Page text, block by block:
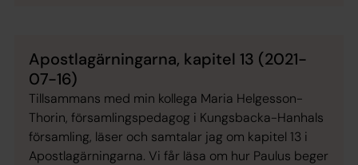
Apostlagärningarna, kapitel 13 (2021-
07-16)
Tillsammans med min kollega Maria Helgesson-
Thorin, församlingspedagog i Kungsbacka-Hanhals
församling, läser och samtalar jag om kapitel 13 i
Apostlagärningarna. Vi får läsa om hur Paulus beger